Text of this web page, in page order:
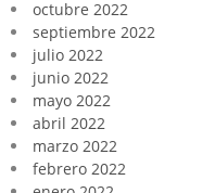
octubre 2022
septiembre 2022
julio 2022
junio 2022
mayo 2022
abril 2022
marzo 2022
febrero 2022